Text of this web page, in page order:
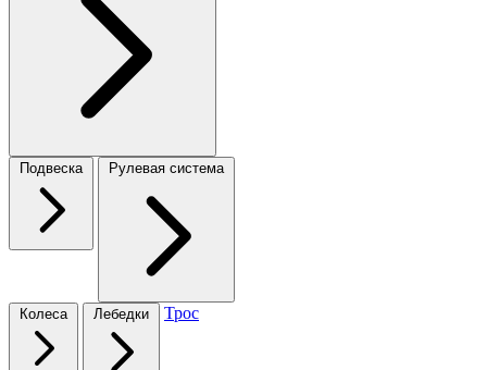
Подвеска Рулевая система
Колеса Лебедки Трос